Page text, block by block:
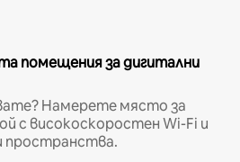
помещения за дигитални
Намерете място за
с високоскоростен Wi-Fi и
пространства.